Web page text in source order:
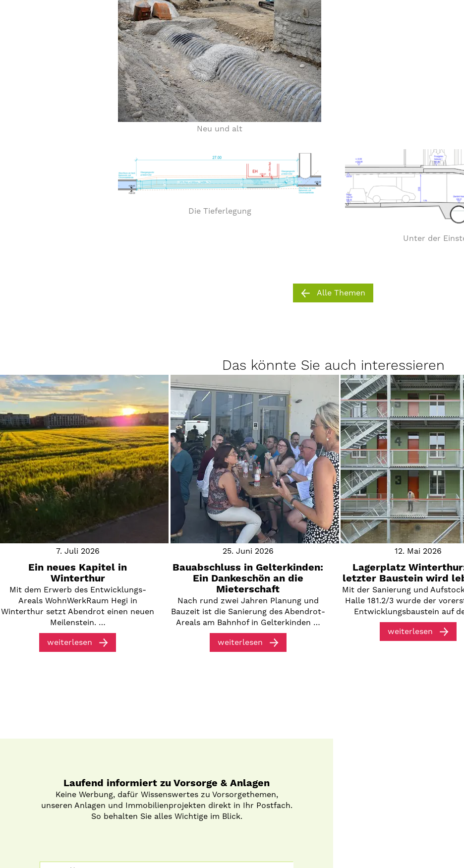
Neu und alt
Die Tieferlegung
Unter der
Alle Themen
Das könnte Sie auch interessieren
7. Juli 2026
Ein neues Kapitel in
Winterthur
Mit dem Erwerb des Entwicklungs-
Areals WohnWerkRaum Hegi in
Winterthur setzt Abendrot einen neuen
Meilenstein. …
weiterlesen
25. Juni 2026
Bauabschluss in Gelterkinden:
Ein Dankeschön an die
Mieterschaft
Nach rund zwei Jahren Planung und
Bauzeit ist die Sanierung des Abendrot-
Areals am Bahnhof in Gelterkinden …
weiterlesen
12. Mai 2026
Lagerplatz
letzter Baustein wird
Mit der Sanierung und
Halle 181.2/3 wurde der
Entwicklungsbaustein auf
weiterlesen
Laufend informiert zu Vorsorge & Anlagen
Keine Werbung, dafür Wissenswertes zu Vorsorgethemen,
unseren Anlagen und Immobilienprojekten direkt in Ihr Postfach.
So behalten Sie alles Wichtige im Blick.